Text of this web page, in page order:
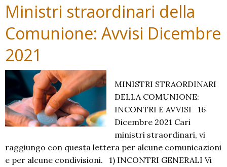
per
tutti
Ministri straordinari della
Comunione: Avvisi Dicembre
2021
MINISTRI STRAORDINARI
DELLA COMUNIONE:
INCONTRI E AVVISI 16
Dicembre 2021 Cari
ministri straordinari, vi
raggiungo con questa lettera per alcune comunicazioni
e per alcune condivisioni. 1) INCONTRI GENERALI Vi